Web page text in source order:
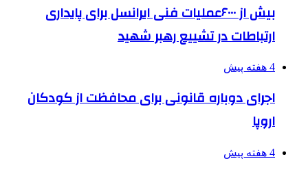
بیش از ۶۰۰۰عملیات فنی ایرانسل برای پایداری
ارتباطات در تشییع رهبر شهید
4 هفته پیش
اجرای دوباره قانونی برای محافظت از کودکان
اروپا
4 هفته پیش